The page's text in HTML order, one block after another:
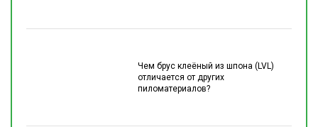
Чем брус клеёный из шпона (LVL)
отличается от других
пиломатериалов?